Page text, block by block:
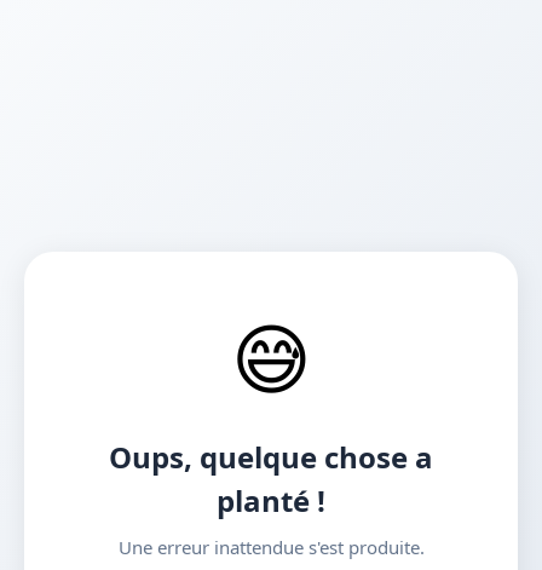
😅
Oups, quelque chose a
planté !
Une erreur inattendue s'est produite.